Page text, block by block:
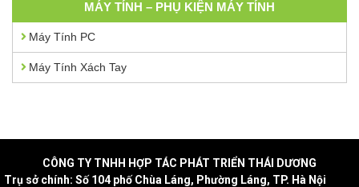
MÁY TÍNH – PHỤ KIỆN MÁY TÍNH
Máy Tính PC
Máy Tính Xách Tay
CÔNG TY TNHH HỢP TÁC PHÁT TRIỂN THÁI DƯƠNG
Trụ sở chính: Số 104 phố Chùa Láng, Phường Láng, TP. Hà Nội